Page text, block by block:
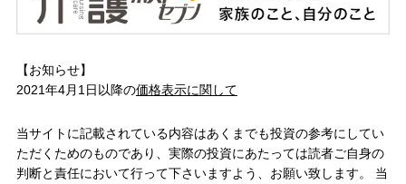
【お知らせ】
2021年4月1日以降の価格表示に関して
当サイトに記載されている内容はあくまでも投資の参考にしてい
ただくためのものであり、実際の投資にあたっては読者ご自身の
判断と責任において行って下さいますよう、お願い致します。 当